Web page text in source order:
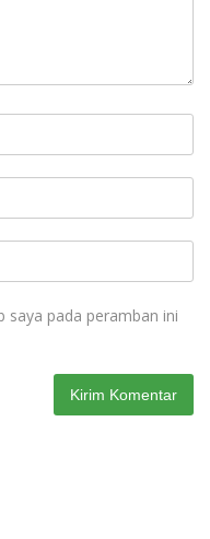
saya pada peramban ini